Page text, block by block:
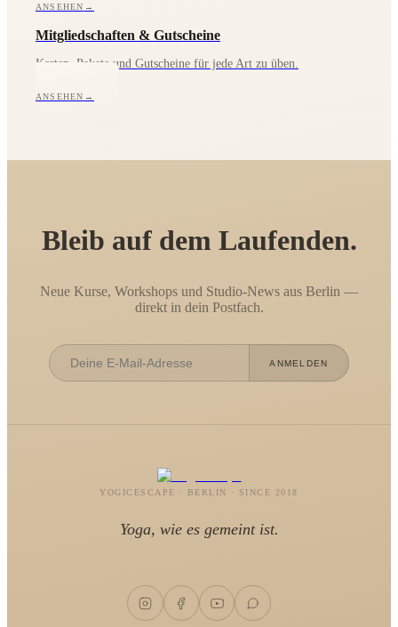
ANSEHEN →
Mitgliedschaften & Gutscheine
Karten, Pakete und Gutscheine für jede Art zu üben.
ANSEHEN →
Bleib auf dem Laufenden.
Neue Kurse, Workshops und Studio-News aus Berlin —
direkt in dein Postfach.
ANMELDEN
YOGICESCAPE · BERLIN · SINCE 2018
Yoga, wie es gemeint ist.